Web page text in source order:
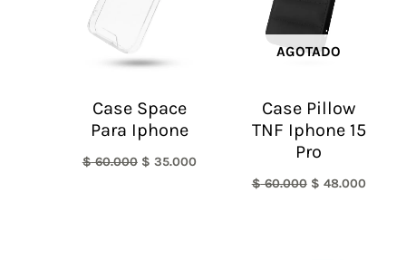
Case Space
Para Iphone
$60.000 $ 35.000
AGOTADO
Case Pillow
TNF Iphone 15
Pro
$60.000 $ 48.000